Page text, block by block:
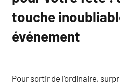
touche
événement
Pour sortir de l’ordinaire,